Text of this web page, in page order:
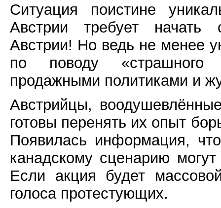
Ситуация поистине
Австрии требует начать
Австрии! Но ведь не менее
по поводу «страшного
продажными политиками и
Австрийцы,
готовы перенять их опыт
Появилась информация,
канадскому сценарию
Если акция будет
голоса протестующих.